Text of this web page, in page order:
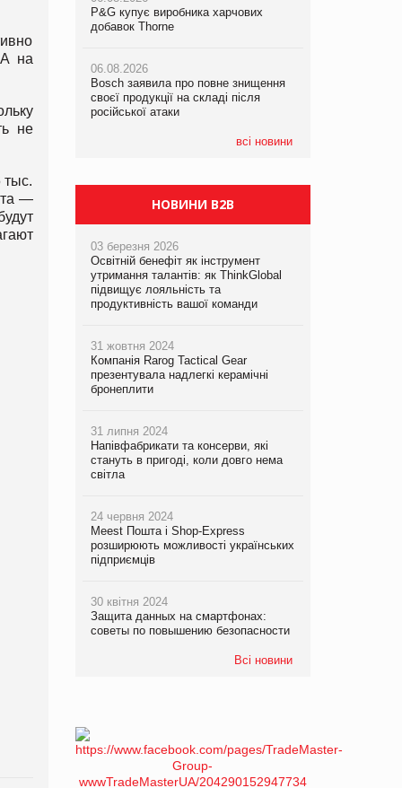
на
не
тыс.
—
P&G купує виробника харчових
добавок Thorne
06.08.2026
Bosch заявила про повне знищення
своєї продукції на складі після
російської атаки
всі новини
P&G купує виробника харчових
добавок Thorne
06.08.2026
Bosch заявила про повне знищення
своєї продукції на складі після
російської атаки
P&G купує виробника харчових
добавок Thorne
06.08.2026
Bosch заявила про повне знищення
своєї продукції на складі після
російської атаки
НОВИНИ B2B
03 березня 2026
Освітній бенефіт як інструмент
утримання талантів: як ThinkGlobal
підвищує лояльність та
продуктивність вашої команди
31 жовтня 2024
Компанія Rarog Tactical Gear
презентувала надлегкі керамічні
бронеплити
31 липня 2024
Напівфабрикати та консерви, які
стануть в пригоді, коли довго нема
світла
24 червня 2024
Meest Пошта і Shop-Express
розширюють можливості українських
підприємців
30 квітня 2024
Защита данных на смартфонах:
советы по повышению безопасности
Всі новини